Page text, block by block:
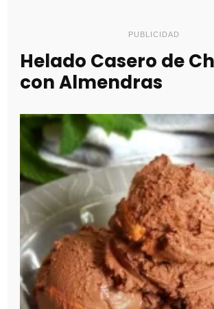
PUBLICIDAD
Helado Casero de
con Almendras